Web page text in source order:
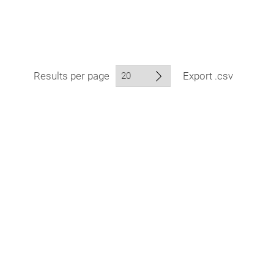
Results per page Export .csv